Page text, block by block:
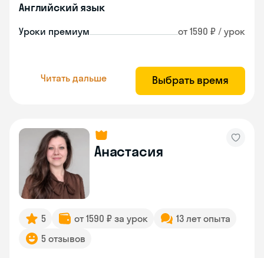
Английский язык
Уроки премиум от 1590 ₽ / урок
Читать дальше Выбрать время
Анастасия
5 от 1590 ₽ за урок
13 лет опыта
5 отзывов